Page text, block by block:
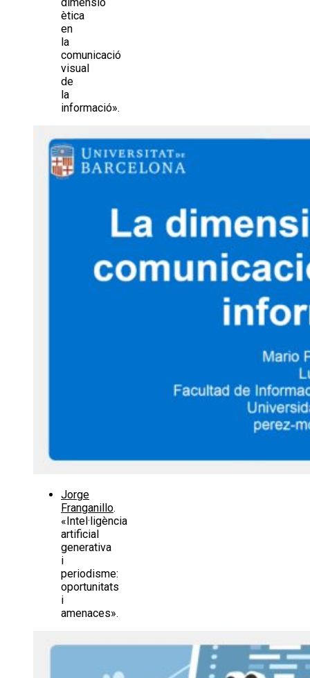
dimensió
ètica
en
la
comunicació
visual
de
la
informació».
Jorge
Franganillo.
«Intel·ligència
artificial
generativa
i
periodisme:
oportunitats
i
amenaces».